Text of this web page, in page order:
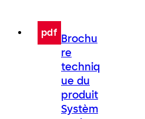
pdf Brochu
re
techniq
ue du
produit
Systèm